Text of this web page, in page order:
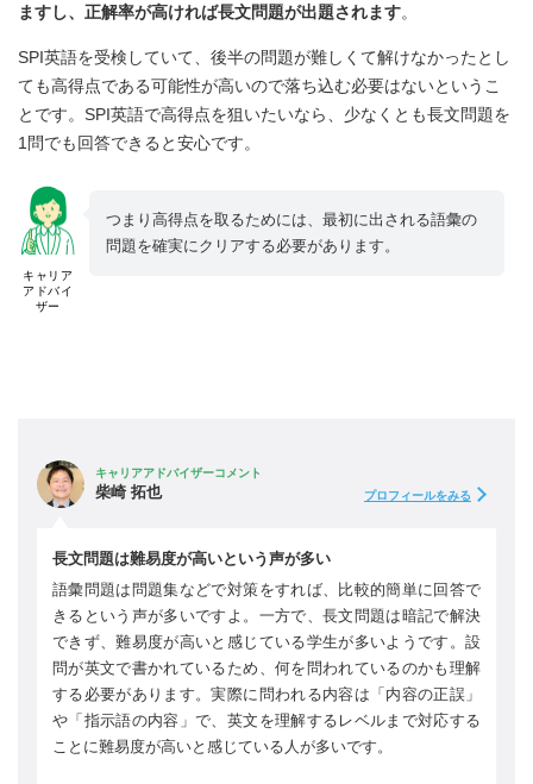
ますし、正解率が高ければ長文問題が出題されます。
SPI英語を受検していて、後半の問題が難しくて解けなかったとし
ても高得点である可能性が高いので落ち込む必要はないというこ
とです。SPI英語で高得点を狙いたいなら、少なくとも長文問題を
1問でも回答できると安心です。
キャリア
アドバイ
ザー
つまり高得点を取るためには、最初に出される語彙の
問題を確実にクリアする必要があります。
キャリアアドバイザーコメント
柴崎 拓也 プロフィールをみる
長文問題は難易度が高いという声が多い
語彙問題は問題集などで対策をすれば、比較的簡単に回答で
きるという声が多いですよ。一方で、長文問題は暗記で解決
できず、難易度が高いと感じている学生が多いようです。設
問が英文で書かれているため、何を問われているのかも理解
する必要があります。実際に問われる内容は「内容の正誤」
や「指示語の内容」で、英文を理解するレベルまで対応する
ことに難易度が高いと感じている人が多いです。